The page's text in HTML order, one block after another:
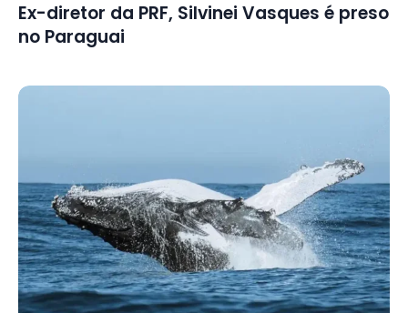
Ex-diretor da PRF, Silvinei Vasques é preso
no Paraguai